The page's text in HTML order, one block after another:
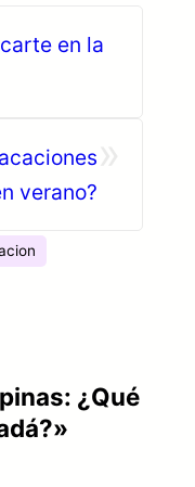
en la
verano?
¿Qué